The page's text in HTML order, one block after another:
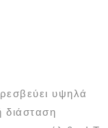
υψηλά